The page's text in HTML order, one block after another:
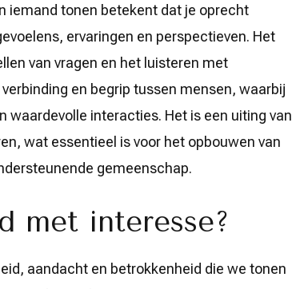
iemand tonen betekent dat je oprecht
ervaringen en perspectieven. Het
van vragen en het luisteren met
en begrip tussen mensen, waarbij
waardevolle interacties. Het is een uiting van
wat essentieel is voor het opbouwen van
gemeenschap.
met interesse?
aandacht en betrokkenheid die we tonen